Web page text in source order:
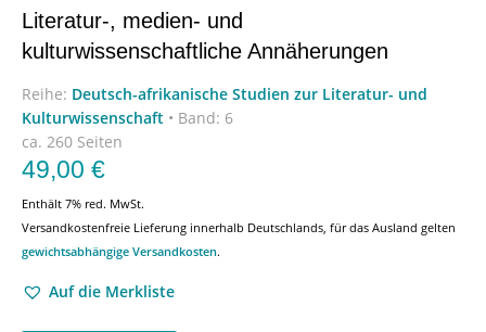
Literatur-, medien- und
kulturwissenschaftliche Annäherungen
Reihe: Deutsch-afrikanische Studien zur Literatur- und
Kulturwissenschaft • Band: 6
ca. 260 Seiten
49,00 €
Enthält 7% red. MwSt.
Versandkostenfreie Lieferung innerhalb Deutschlands, für das Ausland gelten
gewichtsabhängige Versandkosten.
Auf die Merkliste